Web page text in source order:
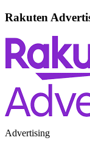
Rakuten
Advertising